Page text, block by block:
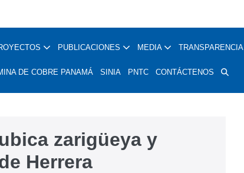
PUBLICACIONES MEDIA TRANSPARENCIA
DE COBRE PANAMÁ SINIA PNTC CONTÁCTENOS
zarigüeya y
Herrera